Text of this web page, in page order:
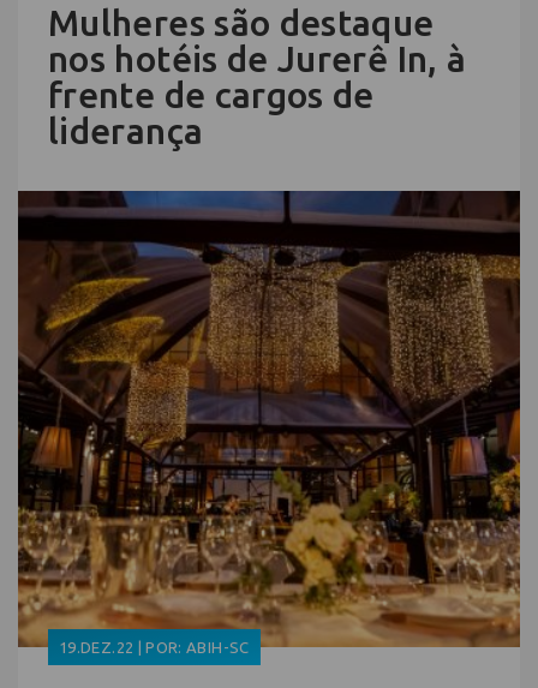
Mulheres são destaque
nos hotéis de Jurerê In, à
frente de cargos de
liderança
19.DEZ.22 | POR: ABIH-SC